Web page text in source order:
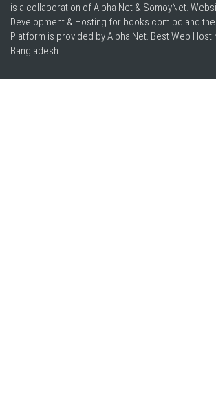
is a collaboration of Alpha Net & SomoyNet.
Development & Hosting for books.com.bd and
Platform is provided by Alpha Net. BestWeb
Bangladesh.